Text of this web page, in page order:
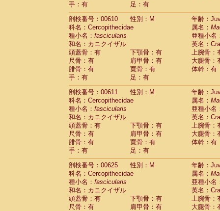
手：有
足：有
剖検番号：00610
性別：M
年齢：
科名：Cercopithecidae
属名：
種小名： fascicularis
亜種小名
和名：カニクイザル
英名：
頭蓋骨：有
下顎骨：有
上腕骨：
尺骨：有
肩甲骨：有
大腿骨：
腓骨：有
寛骨：有
体幹：有
手：有
足：有
剖検番号：00611
性別：M
年齢：
科名：Cercopithecidae
属名：
種小名： fascicularis
亜種小名
和名：カニクイザル
英名：
頭蓋骨：有
下顎骨：有
上腕骨：
尺骨：有
肩甲骨：有
大腿骨：
腓骨：有
寛骨：有
体幹：有
手：有
足：有
剖検番号：00625
性別：M
年齢：
科名：Cercopithecidae
属名：
種小名： fascicularis
亜種小名
和名：カニクイザル
英名：
頭蓋骨：有
下顎骨：有
上腕骨：
尺骨：有
肩甲骨：有
大腿骨：